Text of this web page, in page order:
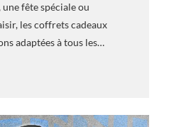
fête spéciale ou
les coffrets cadeaux
adaptées à tous les…